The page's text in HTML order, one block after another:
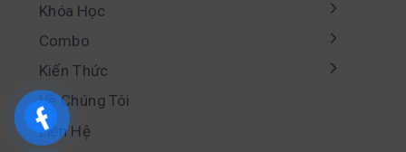
Khóa Học
Combo
Kiến Thức
Về Chúng Tôi
Liên Hệ